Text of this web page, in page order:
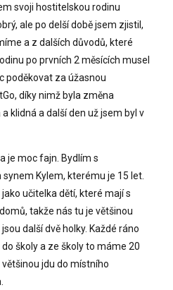
svoji hostitelskou rodinu
ale po delší době jsem zjistil,
a z dalších důvodů, které
po prvních 2 měsících musel
poděkovat za úžasnou
díky nimž byla změna
klidná a další den už jsem byl v
je moc fajn. Bydlím s
Kylem, kterému je 15 let.
učitelka dětí, které mají s
takže nás tu je většinou
další dvě holky. Každé ráno
školy a ze školy to máme 20
jdu do místního